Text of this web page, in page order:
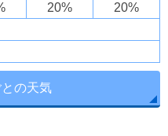
20% 20%
の天気